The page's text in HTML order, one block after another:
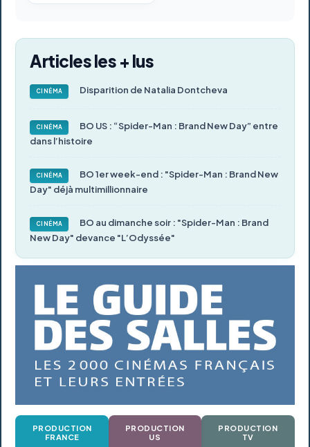
Articles les + lus
CINÉMA Disparition de Natalia Dontcheva
CINÉMA
BO US : “Spider-Man : Brand New Day” entre
dans l’histoire
CINÉMA
BO 1er week-end : "Spider-Man : Brand New
Day" déjà multimillionnaire
CINÉMA
BO au dimanche soir : "Spider-Man : Brand
New Day" devance "L’Odyssée"
PRODUCTION
FRANCE
PRODUCTION
US
PRODUCTION
TV